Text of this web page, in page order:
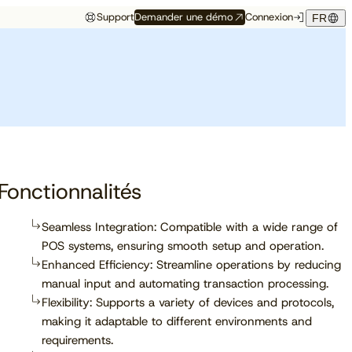
SupportDemander une démo Connexion FR
En savoir plus
conférences, salons et
Seamless Integration: Compatible with a wide range of
POS systems, ensuring smooth setup and operation.
Enhanced Efficiency: Streamline operations by reducing
manual input and automating transaction processing.
Flexibility: Supports a variety of devices and protocols,
making it adaptable to different environments and
requirements.